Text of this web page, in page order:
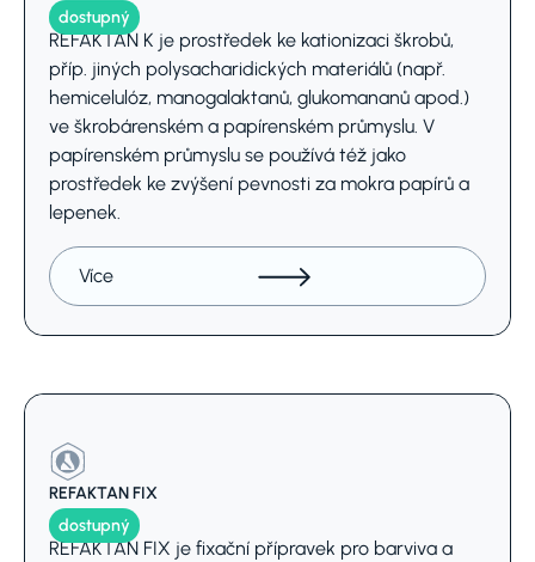
dostupný
REFAKTAN K je prostředek ke kationizaci škrobů,
příp. jiných polysacharidických materiálů (např.
hemicelulóz, manogalaktanů, glukomananů apod.)
ve škrobárenském a papírenském průmyslu. V
papírenském průmyslu se používá též jako
prostředek ke zvýšení pevnosti za mokra papírů a
lepenek.
Více
REFAKTAN FIX
dostupný
REFAKTAN FIX je fixační přípravek pro barviva a